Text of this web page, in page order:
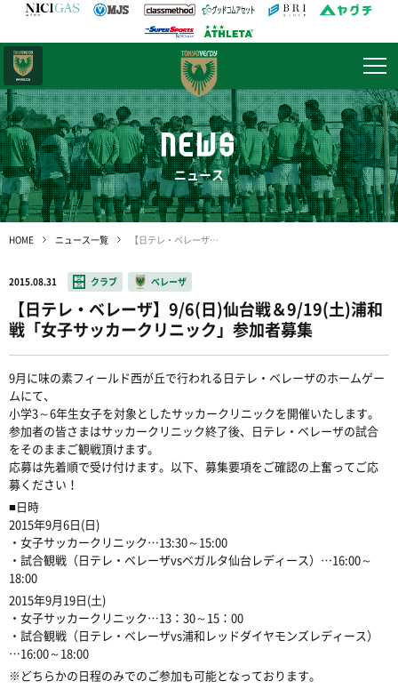
NEWS
ニュース
HOME ニュース一覧 【日テレ・ベレーザ】9/6(日)仙台戦＆9/19(土)浦和戦「女子サッカークリニック」参加者募集
2015.08.31 クラブ ベレーザ
【日テレ・ベレーザ】9/6(日)仙台戦＆9/19(土)浦和
戦「女子サッカークリニック」参加者募集
9月に味の素フィールド西が丘で行われる日テレ・ベレーザのホームゲー
ムにて、
小学3～6年生女子を対象としたサッカークリニックを開催いたします。
参加者の皆さまはサッカークリニック終了後、日テレ・ベレーザの試合
をそのままご観戦頂けます。
応募は先着順で受け付けます。以下、募集要項をご確認の上奮ってご応
募ください！
■日時
2015年9月6日(日)
・女子サッカークリニック…13:30～15:00
・試合観戦（日テレ・ベレーザvsベガルタ仙台レディース）…16:00～
18:00
2015年9月19日(土)
・女子サッカークリニック…13：30～15：00
・試合観戦（日テレ・ベレーザvs浦和レッドダイヤモンズレディース）
…16:00～18:00
※どちらかの日程のみでのご参加も可能となっております。